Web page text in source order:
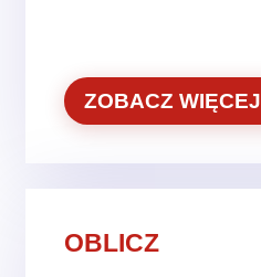
ZOBACZ WIĘCEJ
OBLICZ